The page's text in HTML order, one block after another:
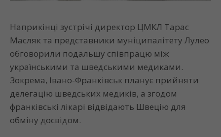
Наприкінці зустрічі директор ЦМКЛ Тарас
Масляк та представники муніципалітету Лулео
обговорили подальшу співпрацю між
українськими та шведськими медиками.
Зокрема, Івано-Франківськ планує прийняти
делегацію шведських медиків, а згодом
франківські лікарі відвідають Швецію для
обміну досвідом.